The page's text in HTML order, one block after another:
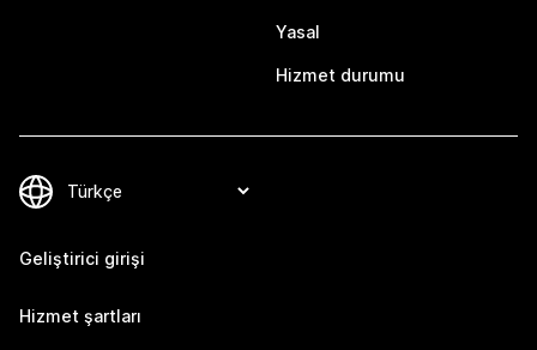
Yasal
Hizmet durumu
Geliştirici girişi
Hizmet şartları